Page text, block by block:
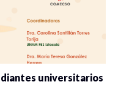
universitarios